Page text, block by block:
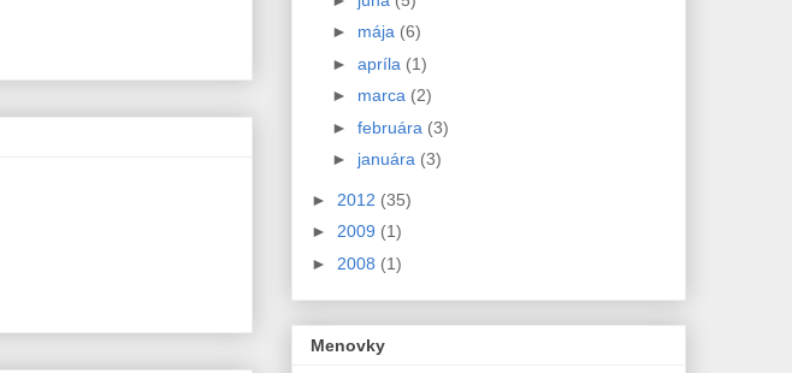
► mája (6)
► apríla (1)
► marca (2)
► februára (3)
► januára (3)
► 2012 (35)
► 2009 (1)
► 2008 (1)
Menovky